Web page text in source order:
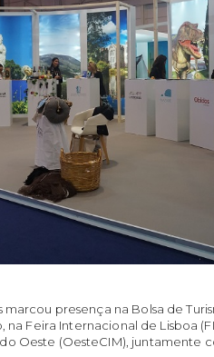
presença na Bolsa de
na Feira Internacional de Lisboa
Oeste (OesteCIM), juntamente